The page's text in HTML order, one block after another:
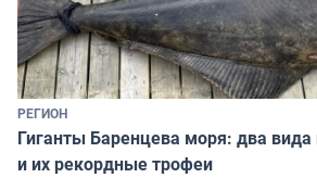
РЕГИОН
Гиганты Баренцева моря: два вида
и их рекордные трофеи